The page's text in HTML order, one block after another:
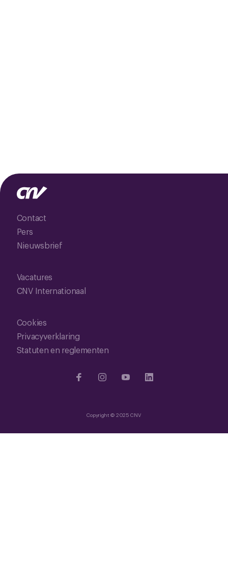
Contact
Pers
Nieuwsbrief
Vacatures
CNV Internationaal
Cookies
Privacyverklaring
Statuten en reglementen
Copyright © 2025 CNV